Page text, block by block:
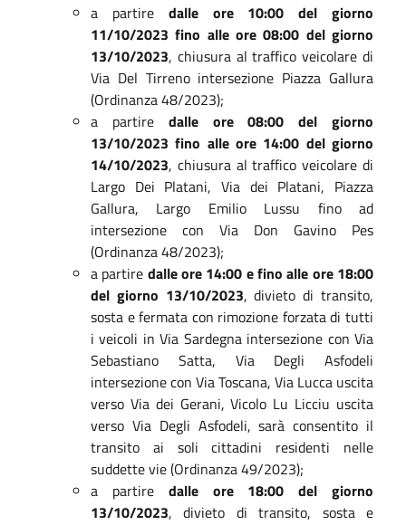
a partire dalle ore 10:00 del giorno
11/10/2023 fino alle ore 08:00 del giorno
13/10/2023, chiusura al traffico veicolare di
Via Del Tirreno intersezione Piazza Gallura
(Ordinanza 48/2023);
a partire dalle ore 08:00 del giorno
13/10/2023 fino alle ore 14:00 del giorno
14/10/2023, chiusura al traffico veicolare di
Largo Dei Platani, Via dei Platani, Piazza
Gallura, Largo Emilio Lussu fino ad
intersezione con Via Don Gavino Pes
(Ordinanza 48/2023);
a partire dalle ore 14:00 e fino alle ore 18:00
del giorno 13/10/2023, divieto di transito,
sosta e fermata con rimozione forzata di tutti
i veicoli in Via Sardegna intersezione con Via
Sebastiano Satta, Via Degli Asfodeli
intersezione con Via Toscana, Via Lucca uscita
verso Via dei Gerani, Vicolo Lu Licciu uscita
verso Via Degli Asfodeli, sarà consentito il
transito ai soli cittadini residenti nelle
suddette vie (Ordinanza 49/2023);
a partire dalle ore 18:00 del giorno
13/10/2023, divieto di transito, sosta e